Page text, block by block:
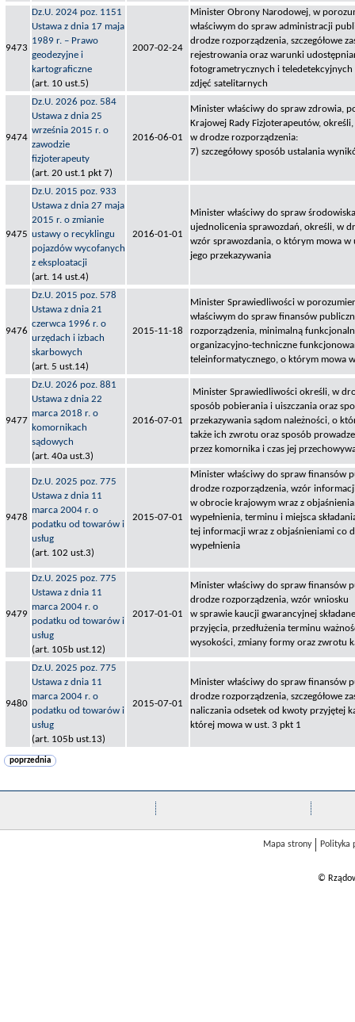
9473
Dz.U. 2024 poz. 1151
Ustawa z dnia 17 maja
1989 r. – Prawo
geodezyjne i
kartograficzne
(art. 10 ust.5)
2007-02-24
Minister Obrony Narodowej, w
właściwym do spraw administracji
drodze rozporządzenia, szczegółowe
rejestrowania oraz warunki
fotogrametrycznych i teledetekcyjnych
zdjęć satelitarnych
9474
Dz.U. 2026 poz. 584
Ustawa z dnia 25
września 2015 r. o
zawodzie
fizjoterapeuty
(art. 20 ust.1 pkt 7)
2016-06-01
Minister właściwy do spraw zdrowia,
Krajowej Rady Fizjoterapeutów, określi,
w drodze rozporządzenia:
7) szczegółowy sposób ustalania
9475
Dz.U. 2015 poz. 933
Ustawa z dnia 27 maja
2015 r. o zmianie
ustawy o recyklingu
pojazdów wycofanych
z eksploatacji
(art. 14 ust.4)
2016-01-01
Minister właściwy do spraw
ujednolicenia sprawozdań, określi, w
wzór sprawozdania, o którym mowa w
jego przekazywania
9476
Dz.U. 2015 poz. 578
Ustawa z dnia 21
czerwca 1996 r. o
urzędach i izbach
skarbowych
(art. 5 ust.14)
2015-11-18
Minister Sprawiedliwości w
właściwym do spraw finansów
rozporządzenia, minimalną
organizacyjno-techniczne
teleinformatycznego, o którym mowa
9477
Dz.U. 2026 poz. 881
Ustawa z dnia 22
marca 2018 r. o
komornikach
sądowych
(art. 40a ust.3)
2016-07-01
Minister Sprawiedliwości określi, w
sposób pobierania i uiszczania oraz
przekazywania sądom należności, o
także ich zwrotu oraz sposób
przez komornika i czas jej
9478
Dz.U. 2025 poz. 775
Ustawa z dnia 11
marca 2004 r. o
podatku od towarów i
usług
(art. 102 ust.3)
2015-07-01
Minister właściwy do spraw finansów
drodze rozporządzenia, wzór
w obrocie krajowym wraz z
wypełnienia, terminu i miejsca
tej informacji wraz z objaśnieniami co
wypełnienia
9479
Dz.U. 2025 poz. 775
Ustawa z dnia 11
marca 2004 r. o
podatku od towarów i
usług
(art. 105b ust.12)
2017-01-01
Minister właściwy do spraw finansów
drodze rozporządzenia, wzór wniosku
w sprawie kaucji gwarancyjnej
przyjęcia, przedłużenia terminu
wysokości, zmiany formy oraz zwrotu
9480
Dz.U. 2025 poz. 775
Ustawa z dnia 11
marca 2004 r. o
podatku od towarów i
usług
(art. 105b ust.13)
2015-07-01
Minister właściwy do spraw finansów
drodze rozporządzenia, szczegółowe
naliczania odsetek od kwoty przyjętej
której mowa w ust. 3 pkt 1
poprzednia
Mapa strony Polityka
©